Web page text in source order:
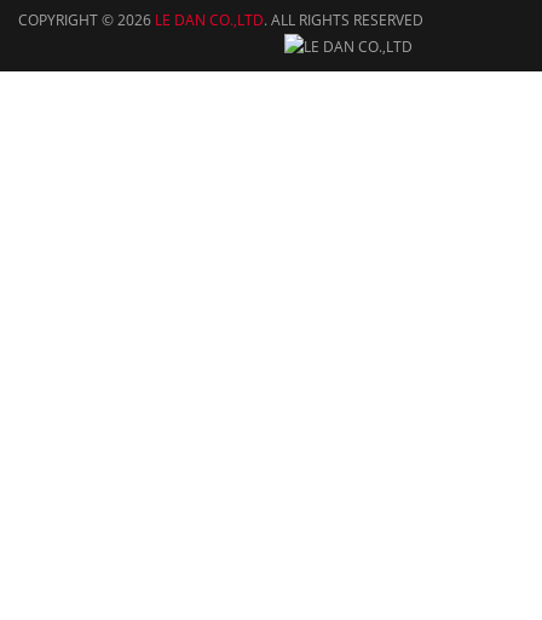
COPYRIGHT © 2026 LE DAN CO.,LTD. ALL RIGHTS RESERVED